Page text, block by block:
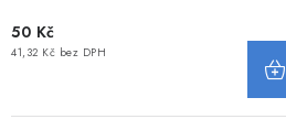
PŘÍSLUŠENSTVÍ K MOTORŮM
PŘÍVĚSY K LODÍM
50 Kč
41,32 Kč bez DPH